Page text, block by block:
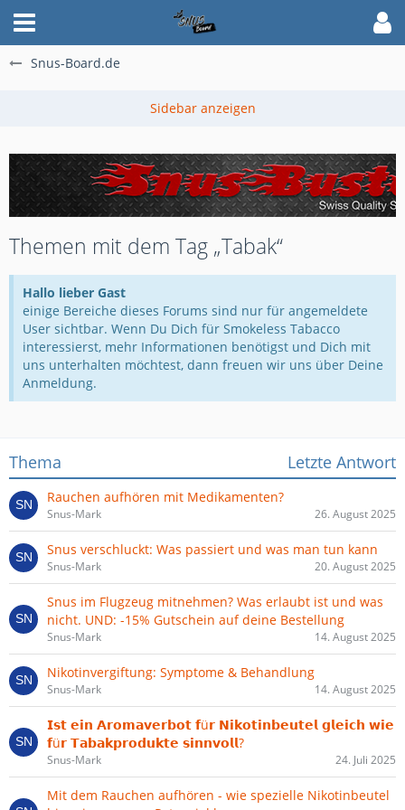
Snus-Board.de
Themen mit dem Tag „Tabak“
Hallo lieber Gast
einige Bereiche dieses Forums sind nur für angemeldete
User sichtbar. Wenn Du Dich für Smokeless Tabacco
interessierst, mehr Informationen benötigst und Dich mit
uns unterhalten möchtest, dann freuen wir uns über Deine
Anmeldung.
Thema Letzte Antwort
Rauchen aufhören mit Medikamenten?
Snus-Mark 26. August 2025
Snus verschluckt: Was passiert und was man tun kann
Snus-Mark 20. August 2025
Snus im Flugzeug mitnehmen? Was erlaubt ist und was
nicht. UND: -15% Gutschein auf deine Bestellung
Snus-Mark 14. August 2025
Nikotinvergiftung: Symptome & Behandlung
Snus-Mark 14. August 2025
𝗜𝘀𝘁 𝗲𝗶𝗻 𝗔𝗿𝗼𝗺𝗮𝘃𝗲𝗿𝗯𝗼𝘁 𝗳ü𝗿 𝗡𝗶𝗸𝗼𝘁𝗶𝗻𝗯𝗲𝘂𝘁𝗲𝗹 𝗴𝗹𝗲𝗶𝗰𝗵 𝘄𝗶𝗲
𝗳ü𝗿 𝗧𝗮𝗯𝗮𝗸𝗽𝗿𝗼𝗱𝘂𝗸𝘁𝗲 𝘀𝗶𝗻𝗻𝘃𝗼𝗹𝗹?
Snus-Mark 24. Juli 2025
Mit dem Rauchen aufhören - wie spezielle Nikotinbeutel